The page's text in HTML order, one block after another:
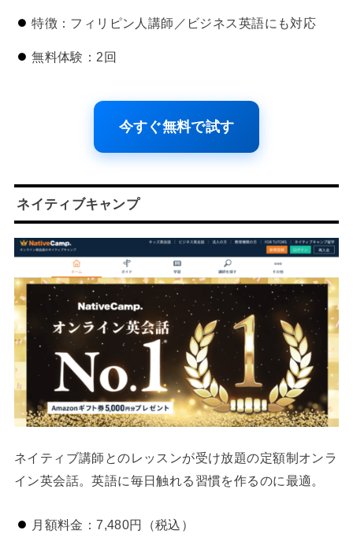
特徴：フィリピン人講師／ビジネス英語にも対応
無料体験：2回
今すぐ無料で試す
ネイティブキャンプ
ネイティブ講師とのレッスンが受け放題の定額制オンラ
イン英会話。英語に毎日触れる習慣を作るのに最適。
月額料金：7,480円（税込）